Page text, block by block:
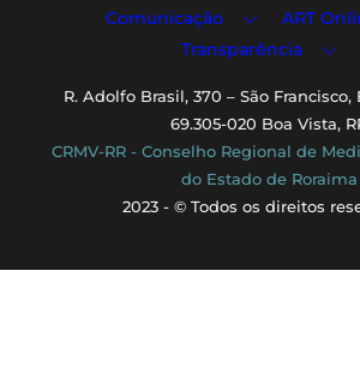
Top
Comunicação
ART
Transparência
R. Adolfo Brasil, 370 – São Francisco,
69.305-020 Boa Vista,
CRMV-RR - Conselho Regional de
do Estado de Roraima
2023 - © Todos os direitos